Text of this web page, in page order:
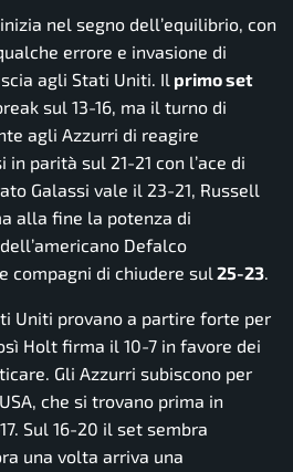
nel segno dell’equilibrio, con
errore e invasione di
agli Stati Uniti. Il primo set
sul 13-16, ma il turno di
agli Azzurri di reagire
parità sul 21-21 con l’ace di
Galassi vale il 23-21, Russell
alla fine la potenza di
Defalco
compagni di chiudere sul 25-23.
Uniti provano a partire forte per
Holt firma il 10-7 in favore dei
Gli Azzurri subiscono per
che si trovano prima in
Sul 16-20 il set sembra
una volta arriva una